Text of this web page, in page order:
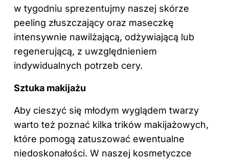
w tygodniu sprezentujmy naszej skórze
peeling złuszczający oraz maseczkę
intensywnie nawilżającą, odżywiającą lub
regenerującą, z uwzględnieniem
indywidualnych potrzeb cery.
Sztuka makijażu
Aby cieszyć się młodym wyglądem twarzy
warto też poznać kilka trików makijażowych,
które pomogą zatuszować ewentualne
niedoskonałości. W naszej kosmetyczce